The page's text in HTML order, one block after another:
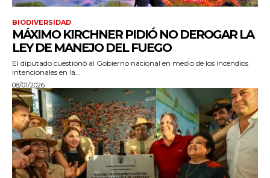
BIODIVERSIDAD
MÁXIMO KIRCHNER PIDIÓ NO DEROGAR LA
LEY DE MANEJO DEL FUEGO
El diputado cuestionó al Gobierno nacional en medio de los incendios
intencionales en la...
08/01/2026